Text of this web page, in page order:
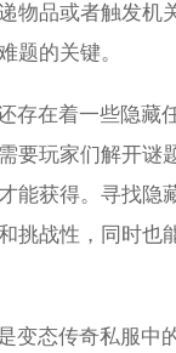
物品或者触发机
题的关键。
存在着一些隐藏
要玩家们解开谜
能获得。寻找隐
挑战性，同时也
变态传奇私服中